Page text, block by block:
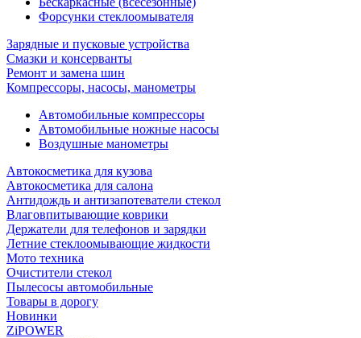
Форсунки стеклоомывателя
Зарядные и пусковые устройства
Смазки и консерванты
Ремонт и замена шин
Компрессоры, насосы, манометры
Автомобильные компрессоры
Автомобильные ножные насосы
Воздушные манометры
Автокосметика для кузова
Автокосметика для салона
Антидождь и антизапотеватели стекол
Влаговпитывающие коврики
Держатели для телефонов и зарядки
Летние стеклоомывающие жидкости
Мото техника
Очистители стекол
Пылесосы автомобильные
Товары в дорогу
Новинки
ZiPOWER